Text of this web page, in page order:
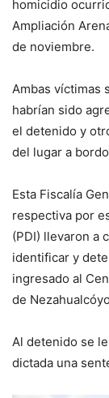
homicidio
Ampliación
de noviembre.
Ambas víctimas
habrían sido
el detenido y
del lugar a
Esta Fiscalía
respectiva por
(PDI) llevaron a
identificar y
ingresado al
de
Al detenido se
dictada una